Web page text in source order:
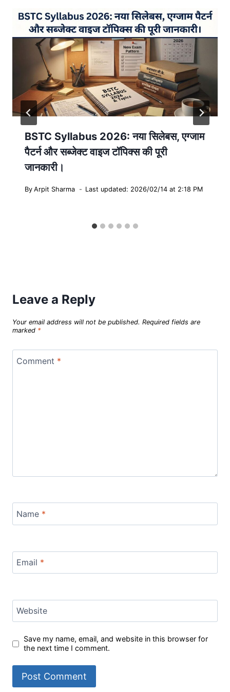
BSTC Syllabus 2026: नया सिलेबस, एग्जाम
पैटर्न और सब्जेक्ट वाइज टॉपिक्स की पूरी
जानकारी।
By Arpit Sharma Last updated: 2026/02/14 at 2:18 PM
Leave a Reply
Your email address will not be published. Required fields are
marked *
Comment *
Name *
Email *
Website
Save my name, email, and website in this browser for
the next time I comment.